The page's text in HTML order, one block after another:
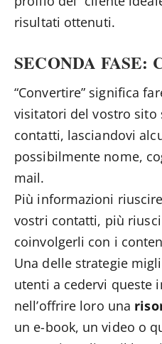
risultati ottenuti.
SECONDA FASE:
“Convertire” significa
visitatori del vostro sito
contatti, lasciandovi
possibilmente nome,
mail.
Più informazioni
vostri contatti, più
coinvolgerli con i
Una delle strategie
utenti a cedervi queste
nell’offrire loro una
un e-book, un video o